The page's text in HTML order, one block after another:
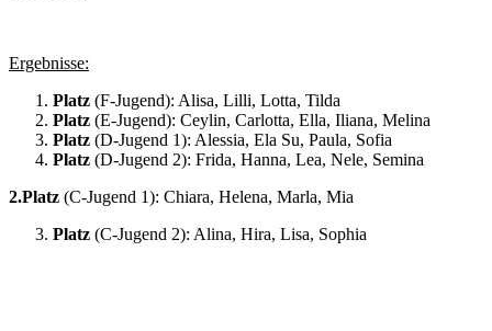
Ergebnisse:
Platz (F-Jugend): Alisa, Lilli, Lotta, Tilda
Platz (E-Jugend): Ceylin, Carlotta, Ella, Iliana, Melina
Platz (D-Jugend 1): Alessia, Ela Su, Paula, Sofia
Platz (D-Jugend 2): Frida, Hanna, Lea, Nele, Semina
2.Platz (C-Jugend 1): Chiara, Helena, Marla, Mia
Platz (C-Jugend 2): Alina, Hira, Lisa, Sophia